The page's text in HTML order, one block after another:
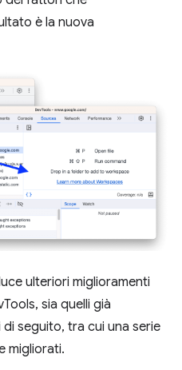
è la nuova
ulteriori miglioramenti
sia quelli già
seguito, tra cui una serie
migliorati.